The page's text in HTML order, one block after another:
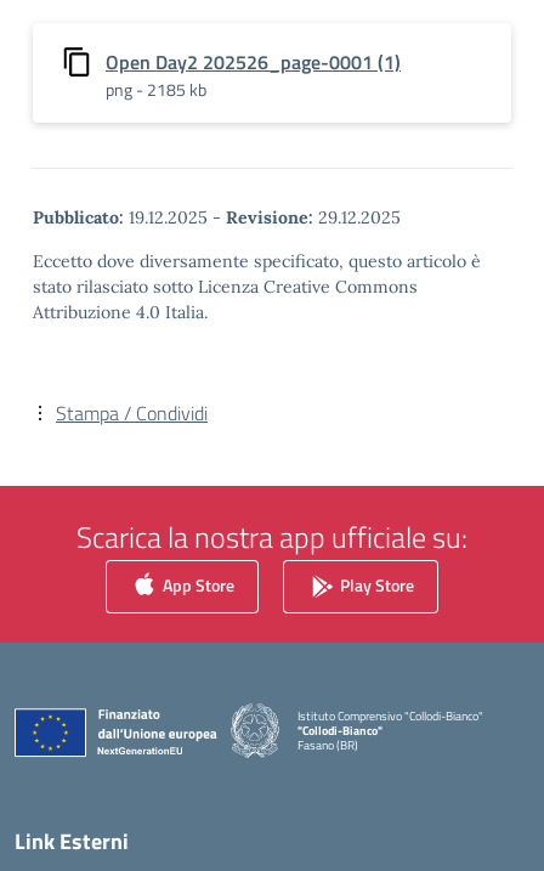
Open Day2 202526_page-0001 (1)
png - 2185 kb
Pubblicato: 19.12.2025 - Revisione: 29.12.2025
Eccetto dove diversamente specificato, questo articolo è
stato rilasciato sotto Licenza Creative Commons
Attribuzione 4.0 Italia.
Stampa / Condividi
Scarica la nostra app ufficiale su:
App Store Play Store
Istituto Comprensivo "Collodi-Bianco"
"Collodi-Bianco"
Fasano (BR)
Link Esterni